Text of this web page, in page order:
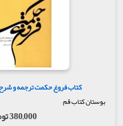
کتاب فروغ حکمت ترجمه و شرح
بوستان کتاب قم
380,000 تومان